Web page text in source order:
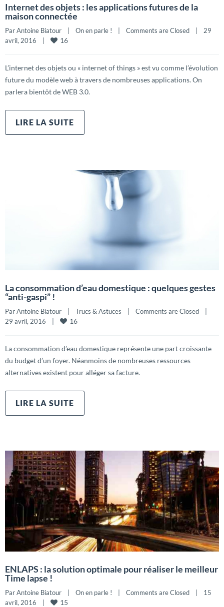
Internet des objets : les applications futures de la
maison connectée
Par Antoine Biatour | On en parle ! | Comments are Closed |
29
avril, 2016 | 16
L’internet des objets ou « internet of things » est vu comme l’évolution
future du modèle web à travers de nombreuses applications. On
parlera bientôt de WEB 3.0.
LIRE LA SUITE
La consommation d’eau domestique : quelques gestes
“anti-gaspi” !
Par Antoine Biatour Trucs & Astuces Comments are Closed
29 avril, 2016
16
La consommation d’eau domestique représente une part croissante
du budget d’un foyer. Néanmoins de nombreuses ressources
alternatives existent pour alléger sa facture.
LIRE LA SUITE
ENLAPS : la solution optimale pour réaliser le meilleur
Time lapse !
Par Antoine Biatour | On en parle ! | Comments are Closed |
15
avril, 2016 | 15